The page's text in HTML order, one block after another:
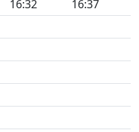
16:32
16:37